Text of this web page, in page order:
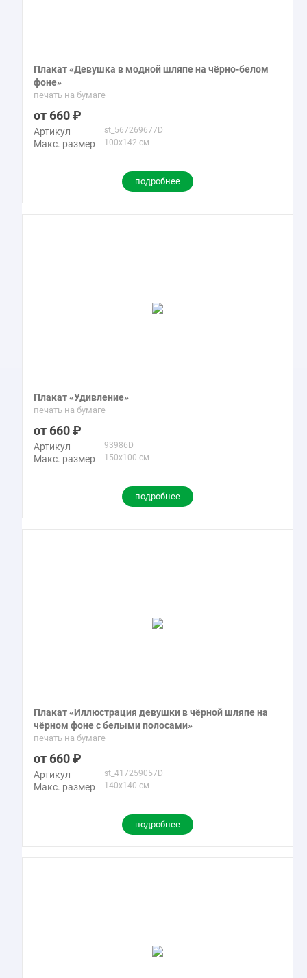
Плакат «Девушка в модной шляпе на чёрно-белом
фоне»
печать на бумаге
660
Артикул st_567269677D
Макс. размер 100x142 см
подробнее
Плакат «Удивление»
печать на бумаге
660
Артикул 93986D
Макс. размер 150x100 см
подробнее
Плакат «Иллюстрация девушки в чёрной шляпе на
чёрном фоне с белыми полосами»
печать на бумаге
660
Артикул st_417259057D
Макс. размер 140x140 см
подробнее